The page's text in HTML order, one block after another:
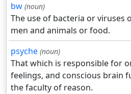
bw (noun)
The use of bacteria or viruses
men and animals or food.
psyche (noun)
That which is responsible for
feelings, and conscious brain
the faculty of reason.